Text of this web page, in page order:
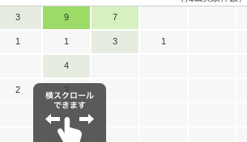
3 9 7
1 1 3 1
4
2 2